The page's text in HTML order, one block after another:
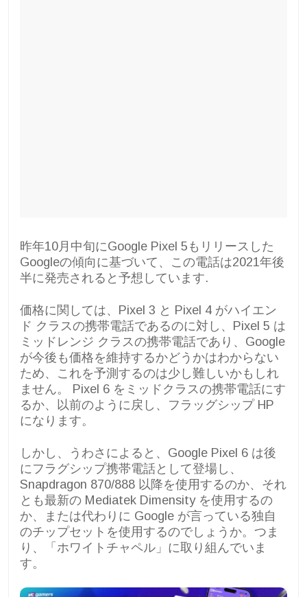
昨年10月中旬にGoogle Pixel 5もリリースした
Googleの傾向に基づいて、この電話は2021年後
半に発売されると予想しています.
価格に関しては、Pixel 3 と Pixel 4 がハイエン
ド クラスの携帯電話であるのに対し、Pixel 5 は
ミッドレンジ クラスの携帯電話であり、Google
が今後も価格を維持するかどうかはわからない
ため、これを予測するのは少し難しいかもしれ
ません。 Pixel 6 をミッドクラスの携帯電話にす
るか、以前のように戻し、フラッグシップ HP
になります。
しかし、うわさによると、Google Pixel 6 は後
にフラグシップ携帯電話として登場し、
Snapdragon 870/888 以降を使用するのか、それ
とも最新の Mediatek Dimensity を使用するの
か、または代わりに Google が言っている独自
のチップセットを使用するのでしょうか。つま
り、「ホワイトチャペル」に取り組んでいま
す。